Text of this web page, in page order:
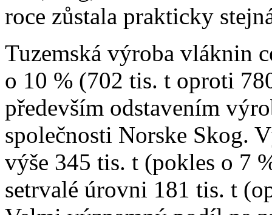
roce zůstala prakticky
Tuzemská výroba vláknin
o 10 % (702 tis. t oproti
především odstavením
společnosti Norske Skog.
výše 345 tis. t (pokles o 7
setrvalé úrovni 181 tis. t